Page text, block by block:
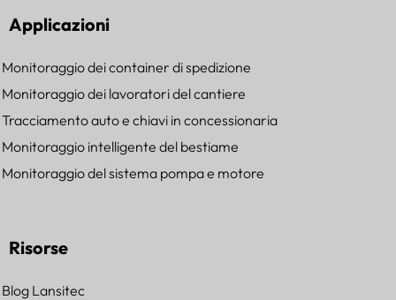
Applicazioni
Monitoraggio dei container di spedizione
Monitoraggio dei lavoratori del cantiere
Tracciamento auto e chiavi in concessionaria
Monitoraggio intelligente del bestiame
Monitoraggio del sistema pompa e motore
Risorse
Blog Lansitec